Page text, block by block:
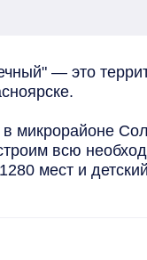
— это
микрорайоне
всю
мест и
удалена от